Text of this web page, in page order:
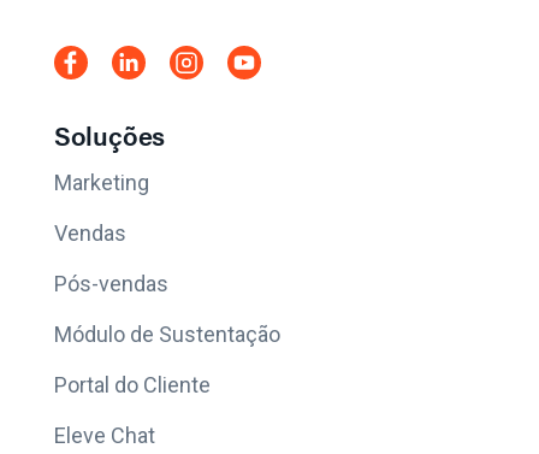
Soluções
Marketing
Vendas
Pós-vendas
Módulo de Sustentação
Portal do Cliente
Eleve Chat